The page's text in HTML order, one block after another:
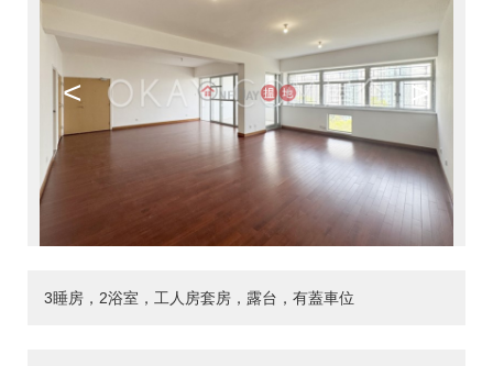
< >
3睡房，2浴室，工人房套房，露台，有蓋車位